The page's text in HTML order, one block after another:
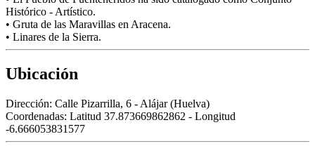
Histórico - Artístico.
• Gruta de las Maravillas en Aracena.
• Linares de la Sierra.
Ubicación
Dirección: Calle Pizarrilla, 6 - Alájar (Huelva)
Coordenadas: Latitud 37.873669862862 - Longitud
-6.666053831577